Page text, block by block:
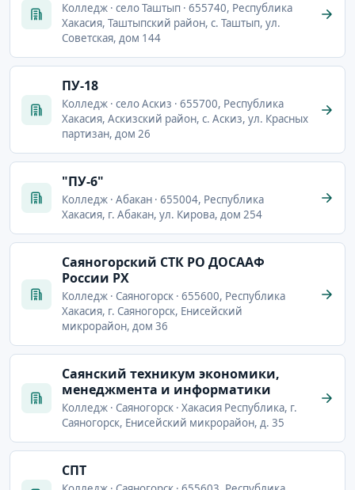
Колледж · село Таштып · 655740, Республика
Хакасия, Таштыпский район, с. Таштып, ул.
Советская, дом 144
ПУ-18
Колледж · село Аскиз · 655700, Республика
Хакасия, Аскизский район, с. Аскиз, ул. Красных
партизан, дом 26
"ПУ-6"
Колледж · Абакан · 655004, Республика
Хакасия, г. Абакан, ул. Кирова, дом 254
Саяногорский СТК РО ДОСААФ
России РХ
Колледж · Саяногорск · 655600, Республика
Хакасия, г. Саяногорск, Енисейский
микрорайон, дом 36
Саянский техникум экономики,
менеджмента и информатики
Колледж · Саяногорск · Хакасия Республика, г.
Саяногорск, Енисейский микрорайон, д. 35
СПТ